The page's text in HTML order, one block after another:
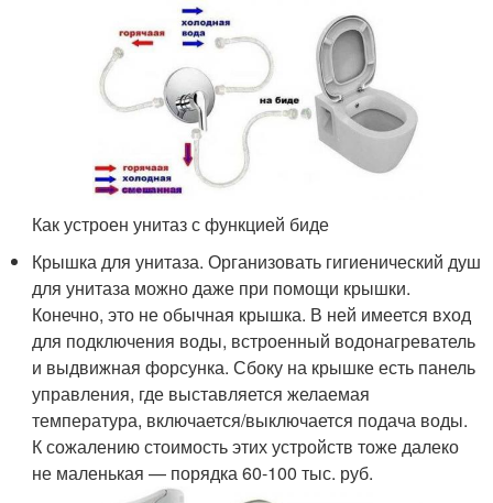
Как устроен унитаз с функцией биде
Крышка для унитаза. Организовать гигиенический душ
для унитаза можно даже при помощи крышки.
Конечно, это не обычная крышка. В ней имеется вход
для подключения воды, встроенный водонагреватель
и выдвижная форсунка. Сбоку на крышке есть панель
управления, где выставляется желаемая
температура, включается/выключается подача воды.
К сожалению стоимость этих устройств тоже далеко
не маленькая — порядка 60-100 тыс. руб.